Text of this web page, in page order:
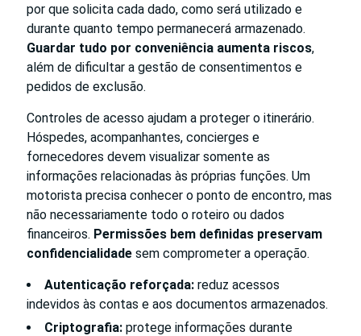
por que solicita cada dado, como será utilizado e
durante quanto tempo permanecerá armazenado.
Guardar tudo por conveniência aumenta riscos,
além de dificultar a gestão de consentimentos e
pedidos de exclusão.
Controles de acesso ajudam a proteger o itinerário.
Hóspedes, acompanhantes, concierges e
fornecedores devem visualizar somente as
informações relacionadas às próprias funções. Um
motorista precisa conhecer o ponto de encontro, mas
não necessariamente todo o roteiro ou dados
financeiros. Permissões bem definidas preservam
confidencialidade sem comprometer a operação.
Autenticação reforçada: reduz acessos
indevidos às contas e aos documentos armazenados.
Criptografia: protege informações durante